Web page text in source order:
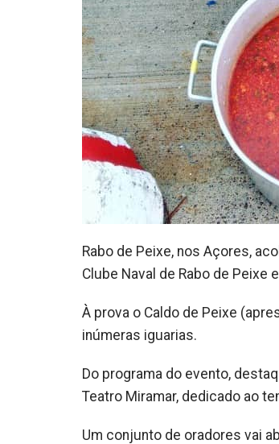
Rabo de Peixe, nos Açores,
Clube Naval de Rabo de Peixe
À prova o Caldo de Peixe
inúmeras iguarias.
Do programa do evento,
Teatro Miramar, dedicado ao
Um conjunto de oradores vai